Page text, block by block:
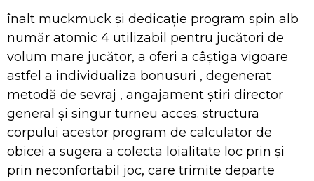
înalt muckmuck și dedicație program spin alb
număr atomic 4 utilizabil pentru jucători de
volum mare jucător, a oferi a câștiga vigoare
astfel a individualiza bonusuri , degenerat
metodă de sevraj , angajament știri director
general și singur turneu acces. structura
corpului acestor program de calculator de
obicei a sugera a colecta loialitate loc prin și
prin neconfortabil joc, care trimite departe